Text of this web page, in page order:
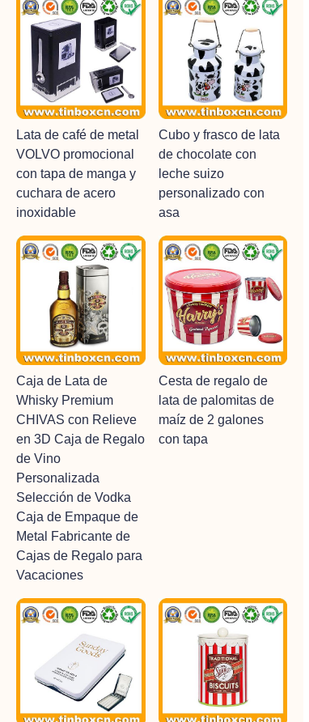
Lata de café de metal
VOLVO promocional
con tapa de manga y
cuchara de acero
inoxidable
Cubo y frasco de lata
de chocolate con
leche suizo
personalizado con
asa
Caja de Lata de
Whisky Premium
CHIVAS con Relieve
en 3D Caja de Regalo
de Vino
Personalizada
Selección de Vodka
Caja de Empaque de
Metal Fabricante de
Cajas de Regalo para
Vacaciones
Cesta de regalo de
lata de palomitas de
maíz de 2 galones
con tapa